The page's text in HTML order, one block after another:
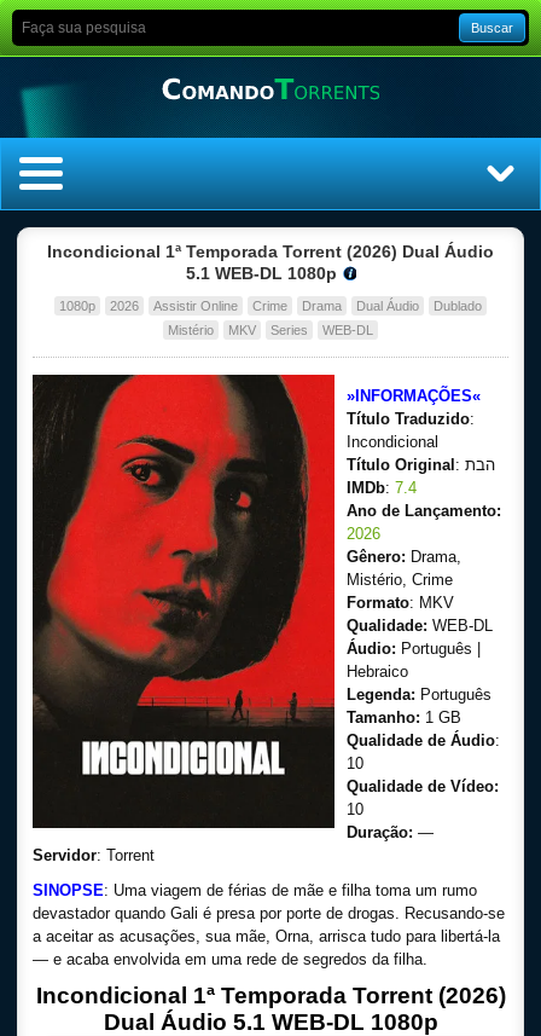
Buscar
Filmes
Dublado
Legendado
Incondicional 1ª Temporada Torrent (2026) Dual Áudio
5.1 WEB-DL 1080p
1080p 2026 Assistir Online Crime Drama Dual Áudio
Dublado
Mistério
MKV Series WEB-DL
»INFORMAÇÕES«
Título Traduzido:
Incondicional
Título Original
: הבת
IMDb: 7.4
Ano de Lançamento:
2026
Gênero: Drama,
Mistério, Crime
Formato: MKV
Qualidade: WEB-DL
Áudio: Português |
Hebraico
Legenda: Português
Tamanho: 1 GB
Qualidade de Áudio:
10
Qualidade de Vídeo:
10
Duração: —
Servidor: Torrent
SINOPSE: Uma viagem de férias de mãe e filha toma um rumo
devastador quando Gali é presa por porte de drogas. Recusando-se
a aceitar as acusações, sua mãe, Orna, arrisca tudo para libertá-la
— e acaba envolvida em uma rede de segredos da filha.
Incondicional 1ª Temporada Torrent (2026)
Dual Áudio 5.1 WEB-DL 1080p